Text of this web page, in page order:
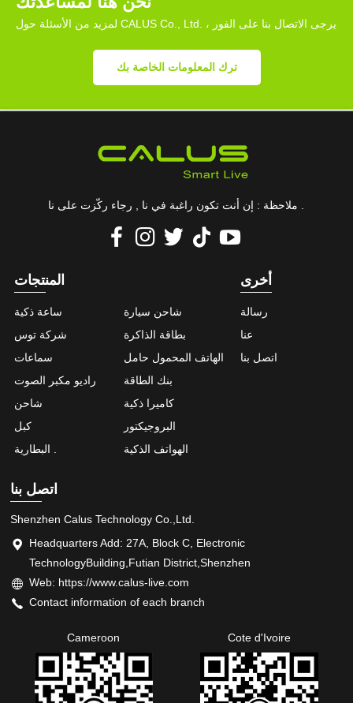
لمزيد من الأسئلة حول CALUS Co., Ltd. ، يرجى الاتصال بنا على الفور
ترك المعلومات الخاصة بك
المنتجات
ساعة ذكية
شركة توس
سماعات
راديو مكبر الصوت
شاحن
كبل
شاحن سيارة
بطاقة الذاكرة
الهاتف المحمول حامل
بنك الطاقة
كاميرا ذكية
البروجيكتور
الهواتف الذكية
أخرى
رسالة
عنا
اتصل بنا
اتصل بنا
Shenzhen Calus Technology Co.,Ltd.
Headquarters Add: 27A, Block C, Electronic
TechnologyBuilding,Futian District,Shenzhen
Web: https://www.calus-live.com
Contact information of each branch
Cameroon Cote d'Ivoire